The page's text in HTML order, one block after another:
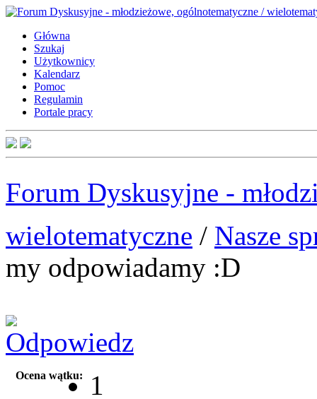
Główna
Szukaj
Użytkownicy
Kalendarz
Pomoc
Regulamin
Portale pracy
Forum Dyskusyjne -
wielotematyczne / Nasze
my odpowiadamy :D
Ocena wątku:
1